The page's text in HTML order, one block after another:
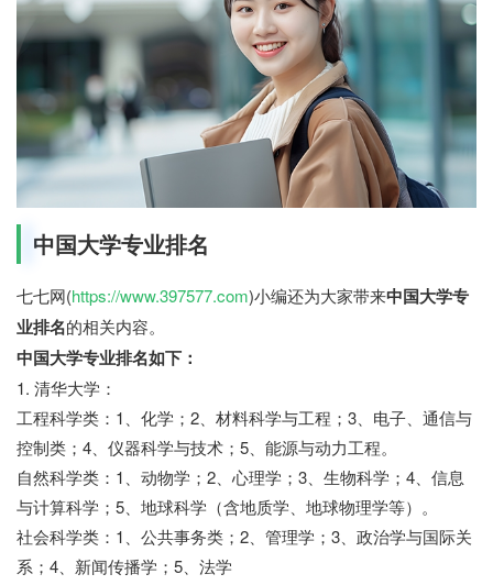
中国大学专业排名
七七网(https://www.397577.com)小编还为大家带来中国大学专
业排名的相关内容。
中国大学专业排名如下：
1. 清华大学：
工程科学类：1、化学；2、材料科学与工程；3、电子、通信与
控制类；4、仪器科学与技术；5、能源与动力工程。
自然科学类：1、动物学；2、心理学；3、生物科学；4、信息
与计算科学；5、地球科学（含地质学、地球物理学等）。
社会科学类：1、公共事务类；2、管理学；3、政治学与国际关
系；4、新闻传播学；5、法学